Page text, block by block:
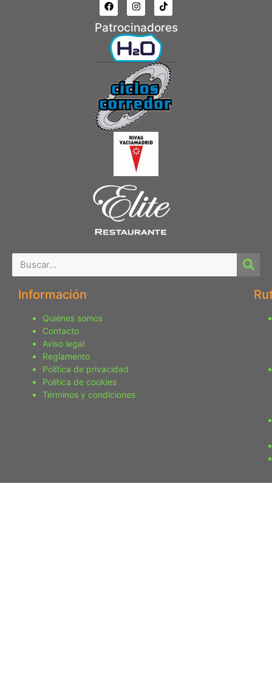
Patrocinadores
Información
Quiénes somos
Contacto
Aviso legal
Reglamento
Política de privacidad
Política de cookies
Términos y condiciones